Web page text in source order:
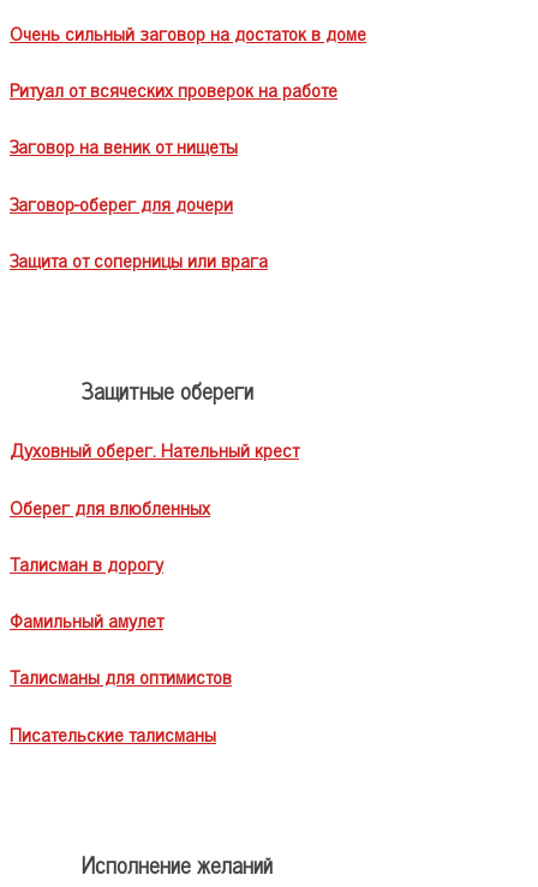
Очень сильный заговор на достаток в доме
Ритуал от всяческих проверок на работе
Заговор на веник от нищеты
Заговор-оберег для дочери
Защита от соперницы или врага
Защитные обереги
Духовный оберег. Нательный крест
Оберег для влюбленных
Талисман в дорогу
Фамильный амулет
Талисманы для оптимистов
Писательские талисманы
Исполнение желаний